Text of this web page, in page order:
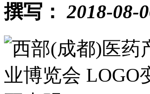
撰写：2018-08-